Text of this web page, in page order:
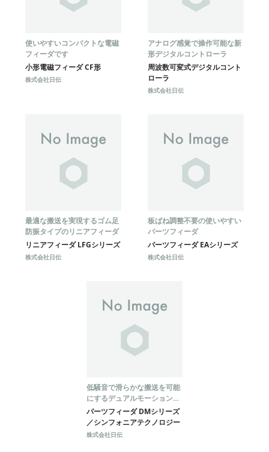
使いやすいコンパクトな電磁
フィーダです
小形電磁フィーダ CF形
株式会社日伝
アナログ感覚で操作可能な新
形デジタルコントローラ
周波数可変式デジタルコント
ローラ
株式会社日伝
最適な搬送を実現するゴム足
防振タイプのリニアフィーダ
リニアフィーダ LFGシリーズ
株式会社日伝
板ばね調整不要の使いやすい
パーツフィーダ
パーツフィーダ EAシリーズ
株式会社日伝
低騒音で滑らかな搬送を可能
にするデュアルモーションパ
ーツフィーダ
パーツフィーダ DMシリーズ
／シンフォニアテクノロジー
株式会社日伝